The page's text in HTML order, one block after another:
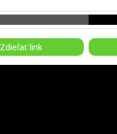
Zdieľať link